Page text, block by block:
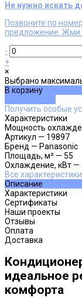
Не нужно искать
Позвоните по
предложение. Жми.
-
+
×
Выбрано
В корзину
Получить особые
Характеристики
Мощность
Артикул — 19897
Бренд — Panasonic
Площадь, м² — 55
Охлаждение, кВт —
Все характеристики
Описание
Характеристики
Сертификаты
Наши проекты
Отзывы
Оплата
Доставка
идеальное
комфорта